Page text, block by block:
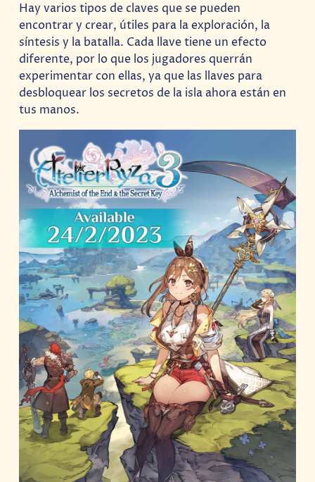
Hay varios tipos de claves que se pueden
encontrar y crear, útiles para la exploración, la
síntesis y la batalla. Cada llave tiene un efecto
diferente, por lo que los jugadores querrán
experimentar con ellas, ya que las llaves para
desbloquear los secretos de la isla ahora están en
tus manos.